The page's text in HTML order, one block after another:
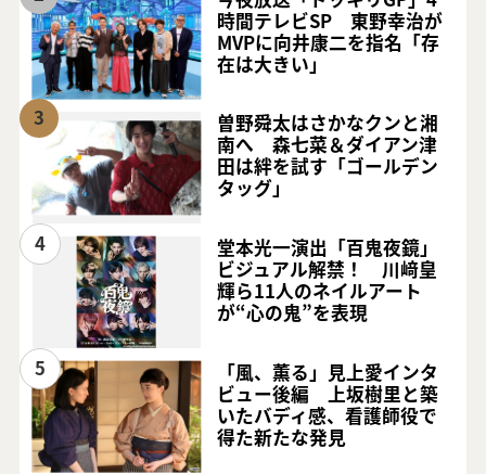
時間テレビSP 東野幸治が
MVPに向井康二を指名「存
在は大きい」
3
曽野舜太はさかなクンと湘
南へ 森七菜＆ダイアン津
田は絆を試す「ゴールデン
タッグ」
4
堂本光一演出「百鬼夜鏡」
ビジュアル解禁！ 川﨑皇
輝ら11人のネイルアート
が“心の鬼”を表現
5
「風、薫る」見上愛インタ
ビュー後編 上坂樹里と築
いたバディ感、看護師役で
得た新たな発見